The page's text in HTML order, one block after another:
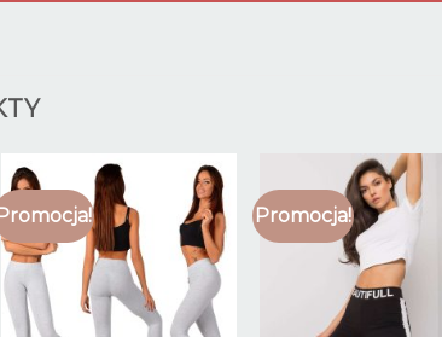
Promocja!